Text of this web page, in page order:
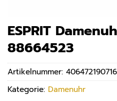
ESPRIT
88664523
Artikelnummer:
Kategorie: Damenuhr